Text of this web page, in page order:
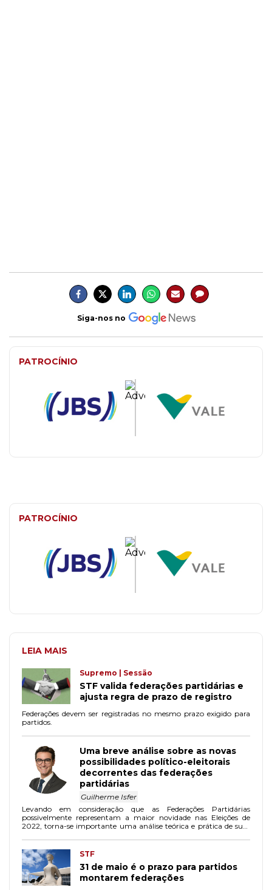
Siga-nos no
PATROCÍNIO
PATROCÍNIO
LEIA MAIS
Supremo | Sessão
STF valida federações partidárias e
ajusta regra de prazo de registro
Federações devem ser registradas no mesmo prazo exigido para
partidos.
Uma breve análise sobre as novas
possibilidades político-eleitorais
decorrentes das federações
partidárias
Guilherme Isfer
Levando em consideração que as Federações Partidárias
possivelmente representam a maior novidade nas Eleições de
2022, torna-se importante uma análise teórica e prática de suas
STF
31 de maio é o prazo para partidos
montarem federações